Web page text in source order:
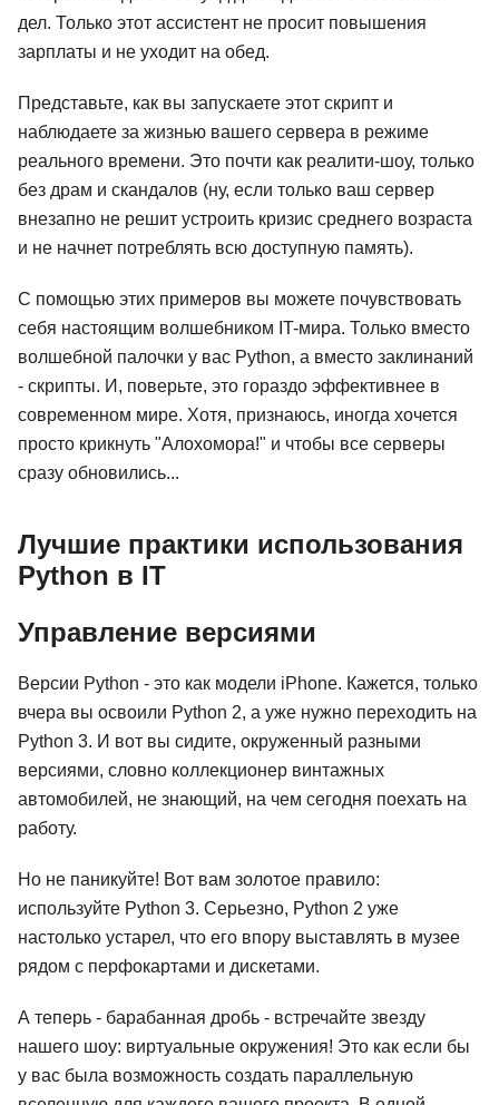
дел. Только этот ассистент не просит повышения
зарплаты и не уходит на обед.
Представьте, как вы запускаете этот скрипт и
наблюдаете за жизнью вашего сервера в режиме
реального времени. Это почти как реалити-шоу, только
без драм и скандалов (ну, если только ваш сервер
внезапно не решит устроить кризис среднего возраста
и не начнет потреблять всю доступную память).
С помощью этих примеров вы можете почувствовать
себя настоящим волшебником IT-мира. Только вместо
волшебной палочки у вас Python, а вместо заклинаний
- скрипты. И, поверьте, это гораздо эффективнее в
современном мире. Хотя, признаюсь, иногда хочется
просто крикнуть "Алохомора!" и чтобы все серверы
сразу обновились...
Лучшие практики использования
Python в IT
Управление версиями
Версии Python - это как модели iPhone. Кажется, только
вчера вы освоили Python 2, а уже нужно переходить на
Python 3. И вот вы сидите, окруженный разными
версиями, словно коллекционер винтажных
автомобилей, не знающий, на чем сегодня поехать на
работу.
Но не паникуйте! Вот вам золотое правило:
используйте Python 3. Серьезно, Python 2 уже
настолько устарел, что его впору выставлять в музее
рядом с перфокартами и дискетами.
А теперь - барабанная дробь - встречайте звезду
нашего шоу: виртуальные окружения! Это как если бы
у вас была возможность создать параллельную